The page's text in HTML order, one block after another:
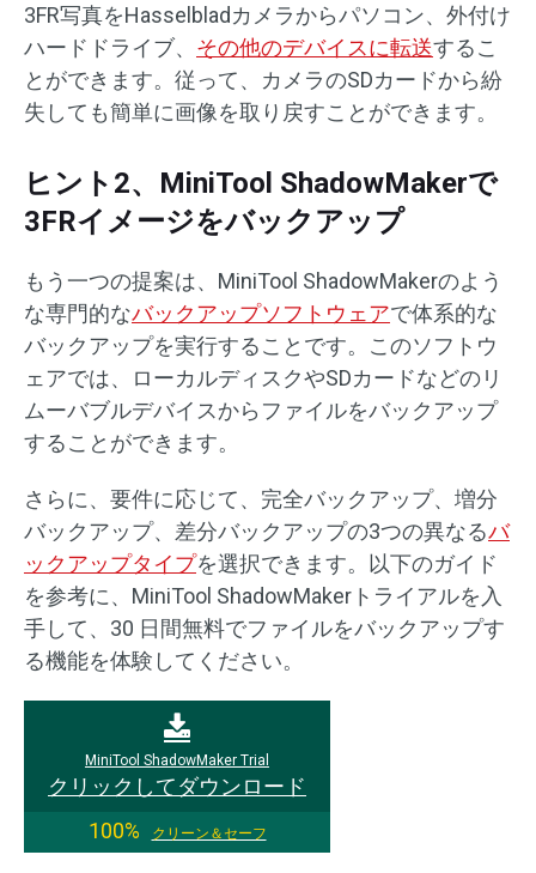
3FR写真をHasselbladカメラからパソコン、外付け
ハードドライブ、 その他のデバイスに転送するこ
とができます。従って、カメラのSDカードから紛
失しても簡単に画像を取り戻すことができます。
ヒント2、MiniTool ShadowMakerで
3FRイメージをバックアップ
もう一つの提案は、MiniTool ShadowMakerのよう
な専門的なバックアップソフトウェアで体系的な
バックアップを実行することです。このソフトウ
ェアでは、ローカルディスクやSDカードなどのリ
ムーバブルデバイスからファイルをバックアップ
することができます。
さらに、要件に応じて、完全バックアップ、増分
バックアップ、差分バックアップの3つの異なるバ
ックアップタイプを選択できます。以下のガイド
を参考に、MiniTool ShadowMakerトライアルを入
手して、30 日間無料でファイルをバックアップす
る機能を体験してください。
MiniTool ShadowMaker Trial
クリックしてダウンロード
100%
クリーン＆セーフ